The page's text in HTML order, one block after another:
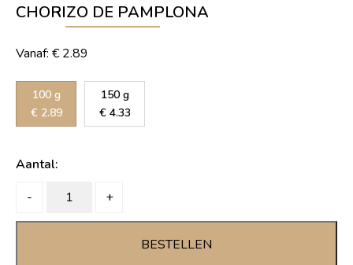
CHORIZO DE PAMPLONA
Vanaf: € 2.89
100 g
€ 2.89
150 g
€ 4.33
Aantal:
-
CHORIZO
+
BESTELLEN